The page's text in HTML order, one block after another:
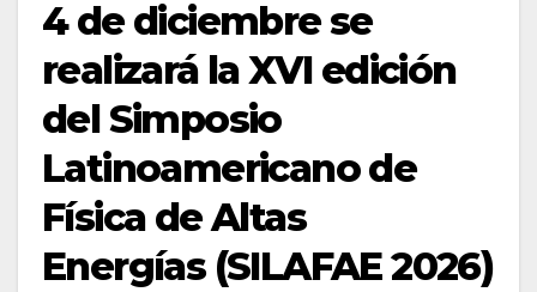
4 de diciembre se
realizará la XVI edición
del Simposio
Latinoamericano de
Física de Altas
Energías (SILAFAE 2026)